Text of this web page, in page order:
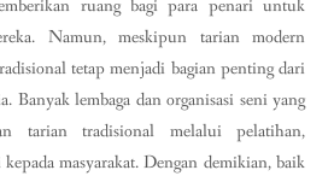
ruang bagi para penari untuk
Namun, meskipun tarian modern
tetap menjadi bagian penting dari
Banyak lembaga dan organisasi seni yang
tarian tradisional melalui pelatihan,
masyarakat. Dengan demikian, baik